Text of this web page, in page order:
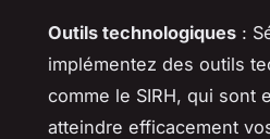
Outils technologiques :
implémentez des outils
comme le SIRH, qui sont
atteindre efficacement